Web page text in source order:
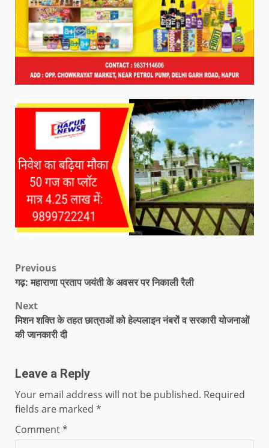
Previous
गढ़: महाराणा प्रताप जयंती के अवसर पर निकाली रैली
Next
मिशन शक्ति के तहत छात्राओं को हेल्पलाइन नंबरों व सरकारी योजनाओं
की जानकारी दी
Leave a Reply
Your email address will not be published. Required
fields are marked *
Comment*